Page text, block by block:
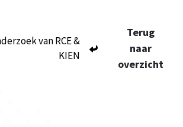
van RCE &
KIEN
Terug
naar
overzicht